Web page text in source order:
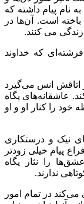
نام پیام داشته که
زلزله رودبار در سال ۱۳۶۹ جان باخته است. آن‌ها در
می کنند.
که خداوند
اتاقش انس می‌گیرد
عاشقانه‌های پگاه
خود را کنار او و او
نیک و درستکاری
پیام خیلی زودتر
را نثار پگاه
ندارند.
در تمام امور